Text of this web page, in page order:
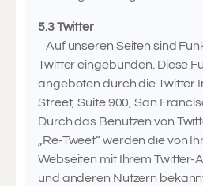
5.3 Twitter
Auf unseren Seiten sind
Twitter eingebunden. Diese
angeboten durch die Twitter
Street, Suite 900, San
Durch das Benutzen von
„Re-Tweet“ werden die von
Webseiten mit Ihrem Twitter-
und anderen Nutzern